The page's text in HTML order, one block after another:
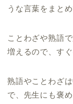
うな言葉をまと
ことわざや熟語
増えるので、す
熟語やことわざ
で、先生にも褒